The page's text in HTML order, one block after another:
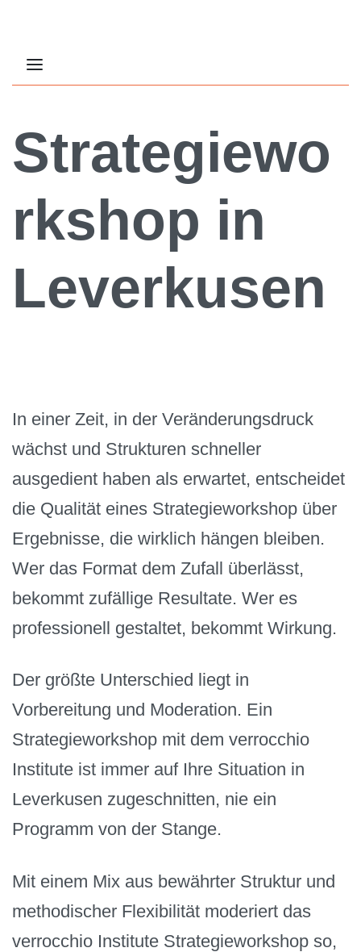
Strategiewo
rkshop in
Leverkusen
In einer Zeit, in der Veränderungsdruck
wächst und Strukturen schneller
ausgedient haben als erwartet, entscheidet
die Qualität eines Strategieworkshop über
Ergebnisse, die wirklich hängen bleiben.
Wer das Format dem Zufall überlässt,
bekommt zufällige Resultate. Wer es
professionell gestaltet, bekommt Wirkung.
Der größte Unterschied liegt in
Vorbereitung und Moderation. Ein
Strategieworkshop mit dem verrocchio
Institute ist immer auf Ihre Situation in
Leverkusen zugeschnitten, nie ein
Programm von der Stange.
Mit einem Mix aus bewährter Struktur und
methodischer Flexibilität moderiert das
verrocchio Institute Strategieworkshop so,